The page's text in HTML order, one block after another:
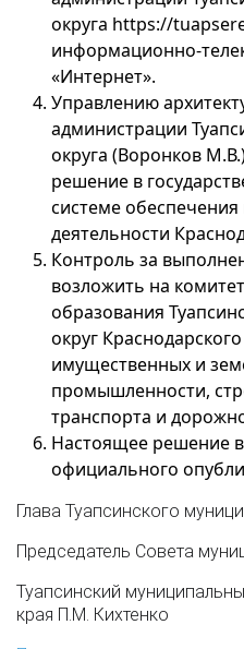
округа https://
информационно-
«Интернет».
Управлению
администрации
округа (Воронков
решение в
системе
деятельности
Контроль за
возложить на
образования
округ
имущественных и
промышленности,
транспорта и
Настоящее решение
официального
Глава Туапсинского
Председатель Совета
Туапсинский
края П.М. Кихтенко